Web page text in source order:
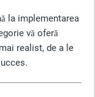
la implementarea
vă oferă
realist, de a le